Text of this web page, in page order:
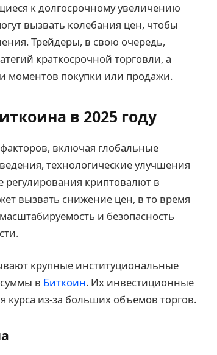
к долгосрочному увеличению
вызвать колебания цен, чтобы
Трейдеры, в свою очередь,
краткосрочной торговли, а
моментов покупки или продажи.
в 2025 году
включая глобальные
технологические улучшения
криптовалют в
вызвать снижение цен, в то время
и безопасность
крупные институциональные
в Биткоин. Их инвестиционные
курса из-за больших объемов торгов.